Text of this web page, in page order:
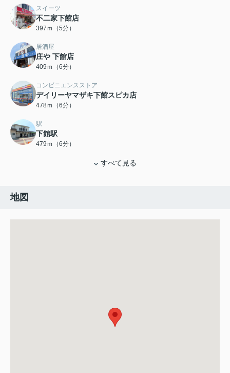
スイーツ
不二家下館店
397ｍ（5分）
居酒屋
庄や 下館店
409ｍ（6分）
コンビニエンスストア
デイリーヤマザキ下館スピカ店
478ｍ（6分）
駅
下館駅
479ｍ（6分）
すべて見る
地図